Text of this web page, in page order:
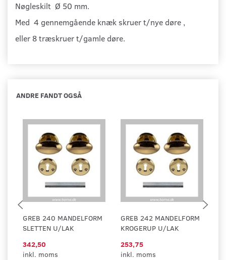
Nøgleskilt Ø 50 mm.
Med 4 gennemgående knæk skruer t/nye døre ,
eller 8 træskruer t/gamle døre.
ANDRE FANDT OGSÅ
GREB 240 MANDELFORM
SLETTEN U/LAK
342,50
inkl. moms
GREB 242 MANDELFORM
KROGERUP U/LAK
253,75
inkl. moms